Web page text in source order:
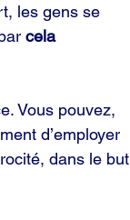
les gens se
cela
Vous pouvez,
d’employer
dans le but